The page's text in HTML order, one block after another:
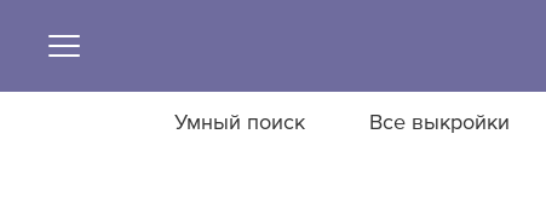
Умный поиск Все выкройки